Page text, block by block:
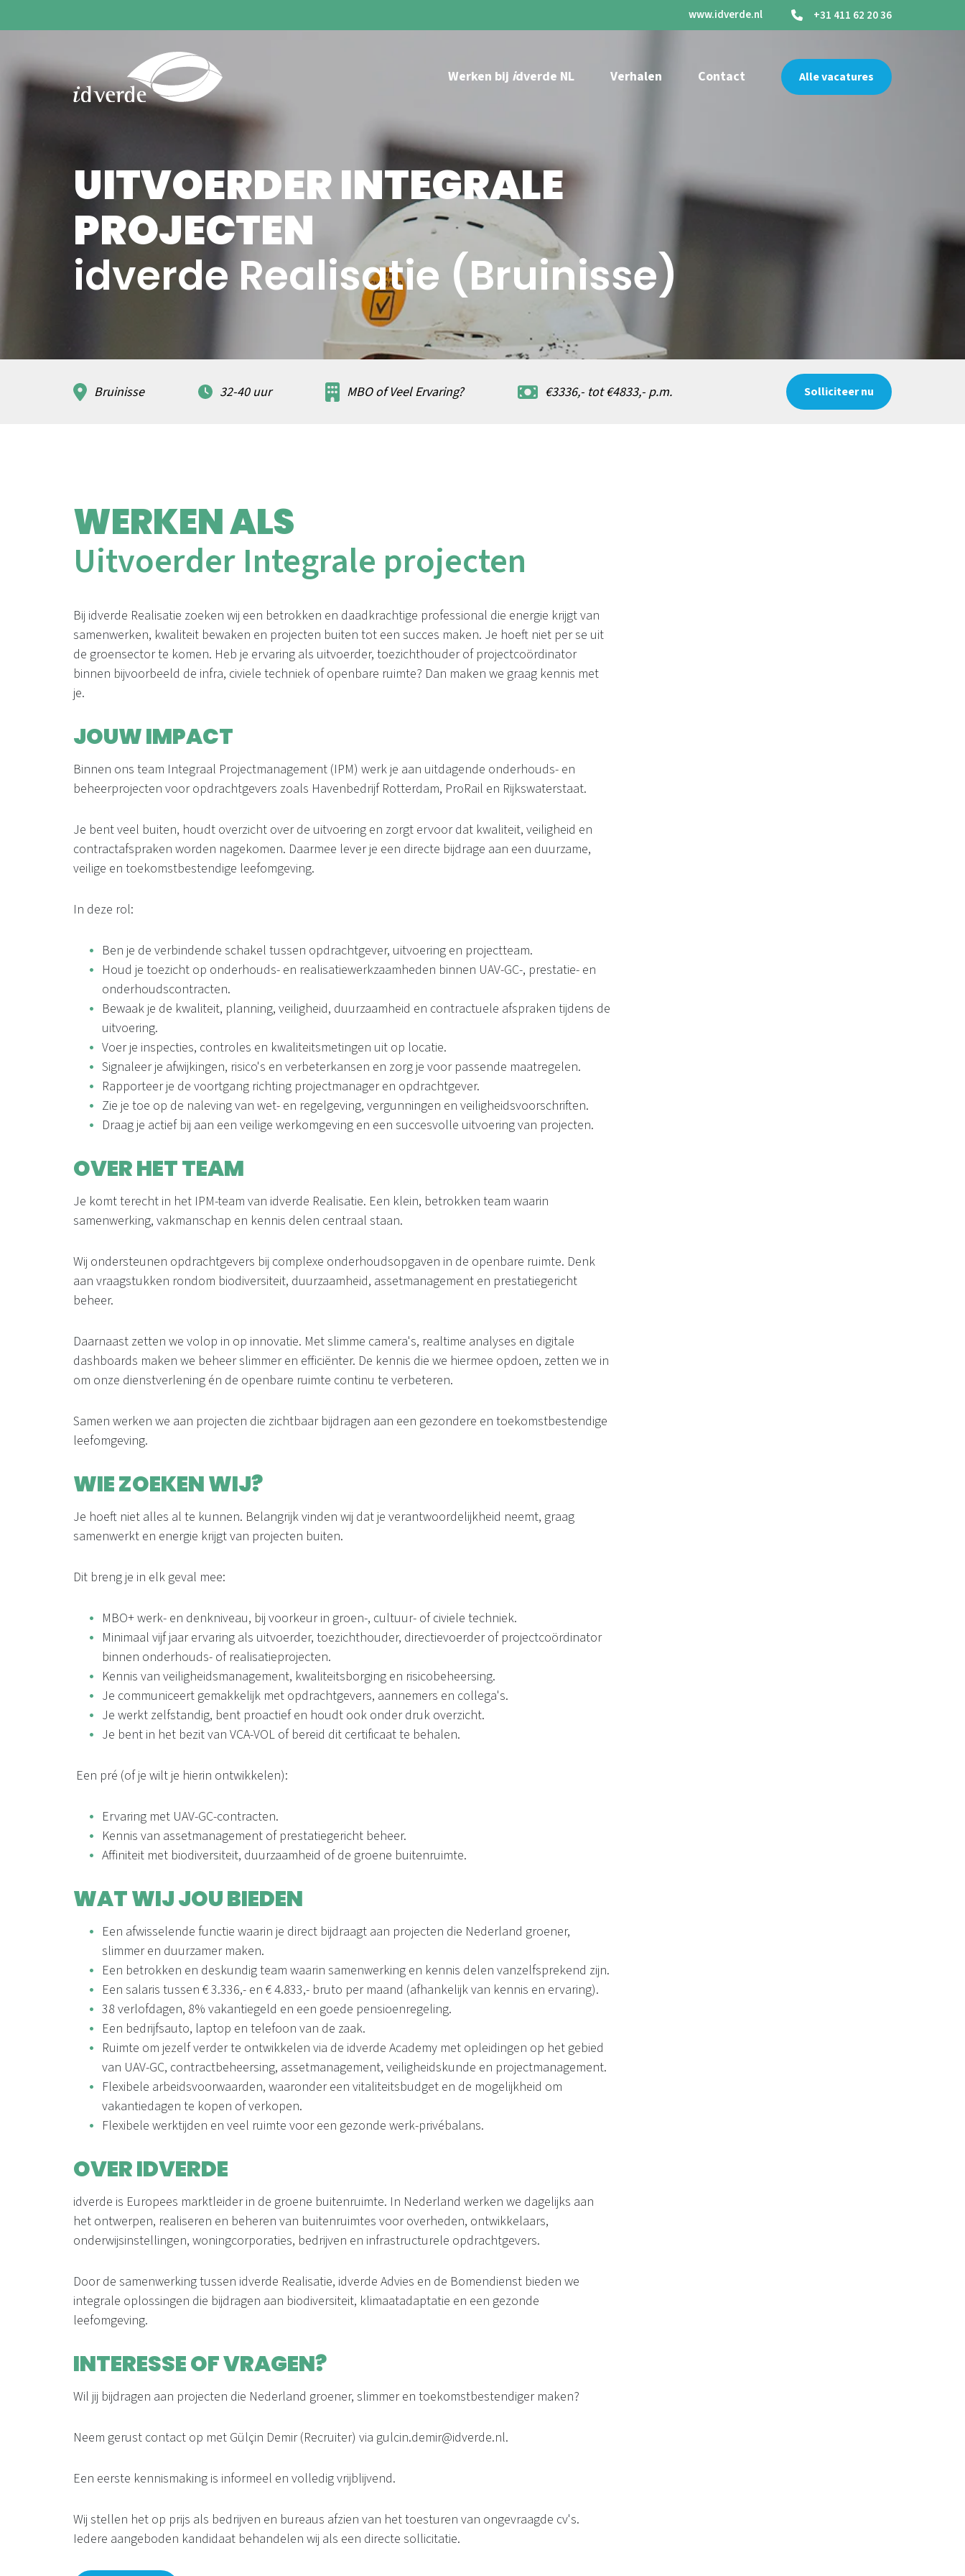
www.idverde.nl +31 411 62 20 36
Werken bij idverde NL Verhalen Contact Alle vacatures
UITVOERDER INTEGRALE
PROJECTEN
idverde Realisatie (Bruinisse)
Bruinisse 32-40 uur MBO of Veel Ervaring? €3336,- tot €4833,- p.m. Solliciteer nu
WERKEN ALS
Uitvoerder Integrale projecten
Bij idverde Realisatie zoeken wij een betrokken en daadkrachtige professional die energie krijgt van
samenwerken, kwaliteit bewaken en projecten buiten tot een succes maken. Je hoeft niet per se uit
de groensector te komen. Heb je ervaring als uitvoerder, toezichthouder of projectcoördinator
binnen bijvoorbeeld de infra, civiele techniek of openbare ruimte? Dan maken we graag kennis met
je.
JOUW IMPACT
Binnen ons team Integraal Projectmanagement (IPM) werk je aan uitdagende onderhouds- en
beheerprojecten voor opdrachtgevers zoals Havenbedrijf Rotterdam, ProRail en Rijkswaterstaat.
Je bent veel buiten, houdt overzicht over de uitvoering en zorgt ervoor dat kwaliteit, veiligheid en
contractafspraken worden nagekomen. Daarmee lever je een directe bijdrage aan een duurzame,
veilige en toekomstbestendige leefomgeving.
In deze rol:
Ben je de verbindende schakel tussen opdrachtgever, uitvoering en projectteam.
Houd je toezicht op onderhouds- en realisatiewerkzaamheden binnen UAV-GC-, prestatie- en
onderhoudscontracten.
Bewaak je de kwaliteit, planning, veiligheid, duurzaamheid en contractuele afspraken tijdens de
uitvoering.
Voer je inspecties, controles en kwaliteitsmetingen uit op locatie.
Signaleer je afwijkingen, risico's en verbeterkansen en zorg je voor passende maatregelen.
Rapporteer je de voortgang richting projectmanager en opdrachtgever.
Zie je toe op de naleving van wet- en regelgeving, vergunningen en veiligheidsvoorschriften.
Draag je actief bij aan een veilige werkomgeving en een succesvolle uitvoering van projecten.
OVER HET TEAM
Je komt terecht in het IPM-team van idverde Realisatie. Een klein, betrokken team waarin
samenwerking, vakmanschap en kennis delen centraal staan.
Wij ondersteunen opdrachtgevers bij complexe onderhoudsopgaven in de openbare ruimte. Denk
aan vraagstukken rondom biodiversiteit, duurzaamheid, assetmanagement en prestatiegericht
beheer.
Daarnaast zetten we volop in op innovatie. Met slimme camera's, realtime analyses en digitale
dashboards maken we beheer slimmer en efficiënter. De kennis die we hiermee opdoen, zetten we in
om onze dienstverlening én de openbare ruimte continu te verbeteren.
Samen werken we aan projecten die zichtbaar bijdragen aan een gezondere en toekomstbestendige
leefomgeving.
WIE ZOEKEN WIJ?
Je hoeft niet alles al te kunnen. Belangrijk vinden wij dat je verantwoordelijkheid neemt, graag
samenwerkt en energie krijgt van projecten buiten.
Dit breng je in elk geval mee:
MBO+ werk- en denkniveau, bij voorkeur in groen-, cultuur- of civiele techniek.
Minimaal vijf jaar ervaring als uitvoerder, toezichthouder, directievoerder of projectcoördinator
binnen onderhouds- of realisatieprojecten.
Kennis van veiligheidsmanagement, kwaliteitsborging en risicobeheersing.
Je communiceert gemakkelijk met opdrachtgevers, aannemers en collega's.
Je werkt zelfstandig, bent proactief en houdt ook onder druk overzicht.
Je bent in het bezit van VCA-VOL of bereid dit certificaat te behalen.
Een pré (of je wilt je hierin ontwikkelen):
Ervaring met UAV-GC-contracten.
Kennis van assetmanagement of prestatiegericht beheer.
Affiniteit met biodiversiteit, duurzaamheid of de groene buitenruimte.
WAT WIJ JOU BIEDEN
Een afwisselende functie waarin je direct bijdraagt aan projecten die Nederland groener,
slimmer en duurzamer maken.
Een betrokken en deskundig team waarin samenwerking en kennis delen vanzelfsprekend zijn.
Een salaris tussen € 3.336,- en € 4.833,- bruto per maand (afhankelijk van kennis en ervaring).
38 verlofdagen, 8% vakantiegeld en een goede pensioenregeling.
Een bedrijfsauto, laptop en telefoon van de zaak.
Ruimte om jezelf verder te ontwikkelen via de idverde Academy met opleidingen op het gebied
van UAV-GC, contractbeheersing, assetmanagement, veiligheidskunde en projectmanagement.
Flexibele arbeidsvoorwaarden, waaronder een vitaliteitsbudget en de mogelijkheid om
vakantiedagen te kopen of verkopen.
Flexibele werktijden en veel ruimte voor een gezonde werk-privébalans.
OVER IDVERDE
idverde is Europees marktleider in de groene buitenruimte. In Nederland werken we dagelijks aan
het ontwerpen, realiseren en beheren van buitenruimtes voor overheden, ontwikkelaars,
onderwijsinstellingen, woningcorporaties, bedrijven en infrastructurele opdrachtgevers.
Door de samenwerking tussen idverde Realisatie, idverde Advies en de Bomendienst bieden we
integrale oplossingen die bijdragen aan biodiversiteit, klimaatadaptatie en een gezonde
leefomgeving.
INTERESSE OF VRAGEN?
Wil jij bijdragen aan projecten die Nederland groener, slimmer en toekomstbestendiger maken?
Neem gerust contact op met Gülçin Demir (Recruiter) via gulcin.demir@idverde.nl.
Een eerste kennismaking is informeel en volledig vrijblijvend.
Wij stellen het op prijs als bedrijven en bureaus afzien van het toesturen van ongevraagde cv's.
Iedere aangeboden kandidaat behandelen wij als een directe sollicitatie.